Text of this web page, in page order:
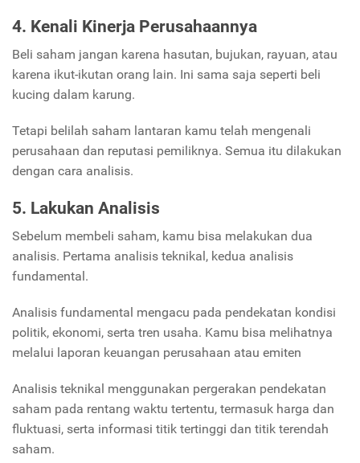
4. Kenali Kinerja Perusahaannya
Beli saham jangan karena hasutan, bujukan, rayuan, atau
karena ikut-ikutan orang lain. Ini sama saja seperti beli
kucing dalam karung.
Tetapi belilah saham lantaran kamu telah mengenali
perusahaan dan reputasi pemiliknya. Semua itu dilakukan
dengan cara analisis.
5. Lakukan Analisis
Sebelum membeli saham, kamu bisa melakukan dua
analisis. Pertama analisis teknikal, kedua analisis
fundamental.
Analisis fundamental mengacu pada pendekatan kondisi
politik, ekonomi, serta tren usaha. Kamu bisa melihatnya
melalui laporan keuangan perusahaan atau emiten
Analisis teknikal menggunakan pergerakan pendekatan
saham pada rentang waktu tertentu, termasuk harga dan
fluktuasi, serta informasi titik tertinggi dan titik terendah
saham.